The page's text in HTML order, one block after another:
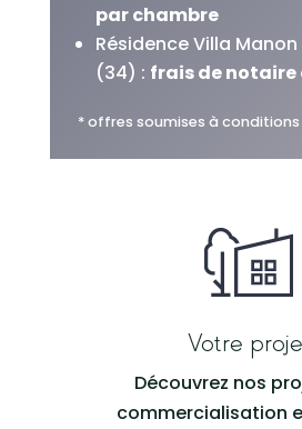
par chambre
Résidence Villa
(34) : frais de
* offres soumises à conditions
Votre
Découvrez nos
commercialisation